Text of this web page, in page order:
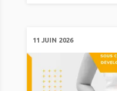
11 JUIN 2026